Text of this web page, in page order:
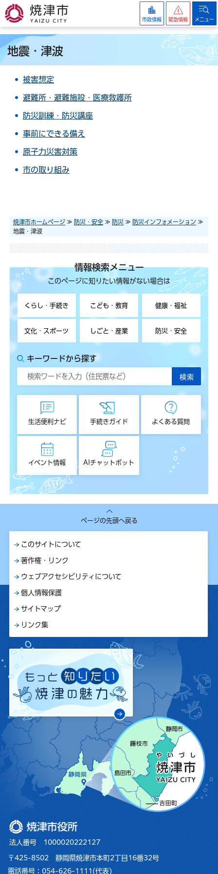
焼津市
市政情報 緊急情報 メニュー
地震・津波
被害想定
避難所・避難施設・医療救護所
防災訓練・防災講座
事前にできる備え
原子力災害対策
市の取り組み
焼津市ホームページ ≫ 防災・安全 ≫ 防災 ≫ 防災インフォメーション ≫
地震・津波
情報検索メニュー
このページに知りたい情報がない場合は
くらし・手続き こども・教育 健康・福祉
文化・スポーツ しごと・産業 防災・安全
キーワードから探す
生活便利ナビ 手続きガイド よくある質問
イベント情報 AIチャットボット
ページの先頭へ戻る
このサイトについて
著作権・リンク
ウェブアクセシビリティについて
個人情報保護
サイトマップ
リンク集
焼津市役所
法人番号 1000020222127
〒425-8502 静岡県焼津市本町2丁目16番32号
電話番号： 054-626-1111 (代表)